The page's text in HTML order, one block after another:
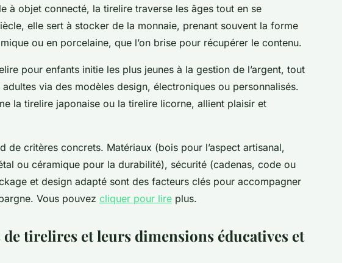
à objet connecté, la tirelire traverse les âges tout en se
elle sert à stocker de la monnaie, prenant souvent la forme
ou en porcelaine, que l’on brise pour récupérer le contenu.
pour enfants initie les plus jeunes à la gestion de l’argent, tout
via des modèles design, électroniques ou personnalisés.
la tirelire japonaise ou la tirelire licorne, allient plaisir et
de critères concrets. Matériaux (bois pour l’aspect artisanal,
ou céramique pour la durabilité), sécurité (cadenas, code ou
et design adapté sont des facteurs clés pour accompagner
Vous pouvez cliquer pour lire plus.
tirelires et leurs dimensions éducatives et